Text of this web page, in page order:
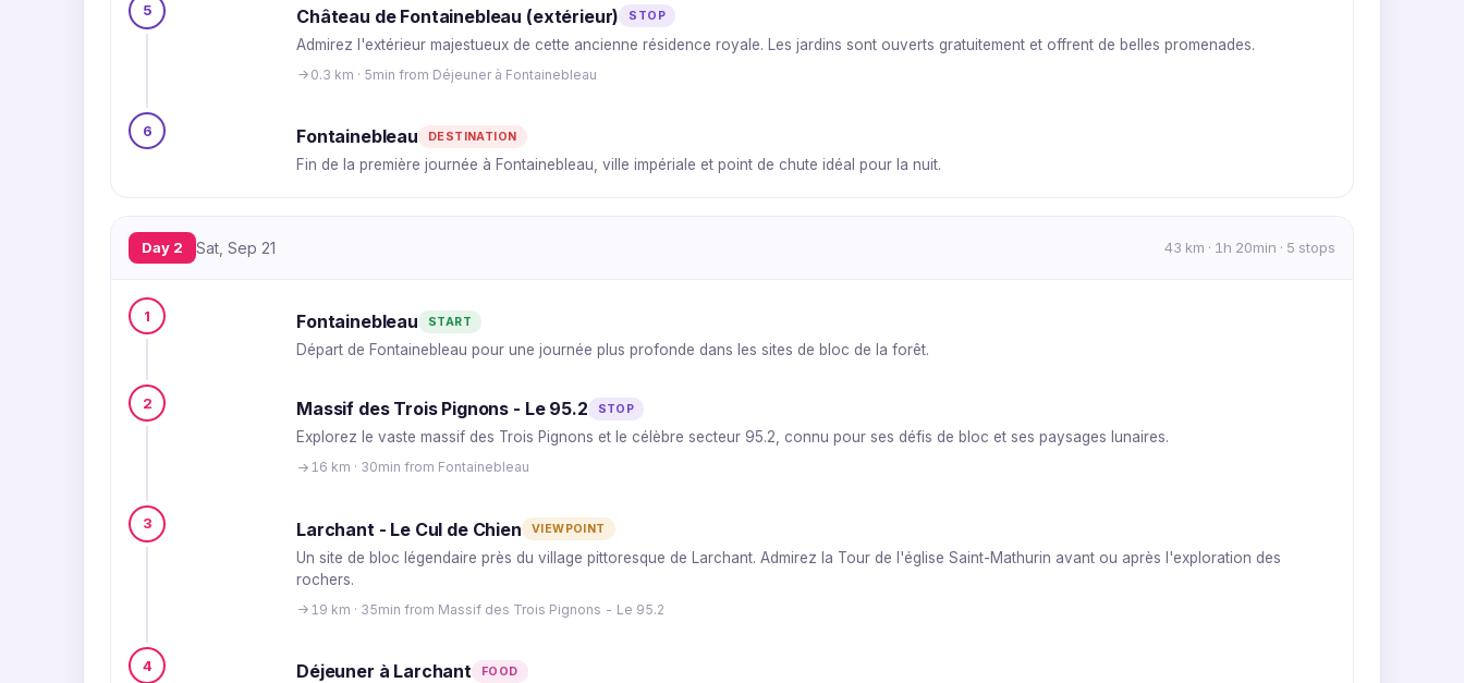
5 Château de Fontainebleau (extérieur) STOP
Admirez l'extérieur majestueux de cette ancienne résidence royale. Les jardins sont ouverts gratuitement et offrent de belles promenades.
0.3 km · 5min from Déjeuner à Fontainebleau
6 Fontainebleau DESTINATION
Fin de la première journée à Fontainebleau, ville impériale et point de chute idéal pour la nuit.
Day 2 Sat, Sep 21 43 km · 1h 20min · 5 stops
1 Fontainebleau START
Départ de Fontainebleau pour une journée plus profonde dans les sites de bloc de la forêt.
2 Massif des Trois Pignons - Le 95.2 STOP
Explorez le vaste massif des Trois Pignons et le célèbre secteur 95.2, connu pour ses défis de bloc et ses paysages lunaires.
16 km · 30min from Fontainebleau
3 Larchant - Le Cul de Chien VIEWPOINT
Un site de bloc légendaire près du village pittoresque de Larchant. Admirez la Tour de l'église Saint-Mathurin avant ou après l'exploration des
rochers.
19 km · 35min from Massif des Trois Pignons - Le 95.2
4 Déjeuner à Larchant FOOD